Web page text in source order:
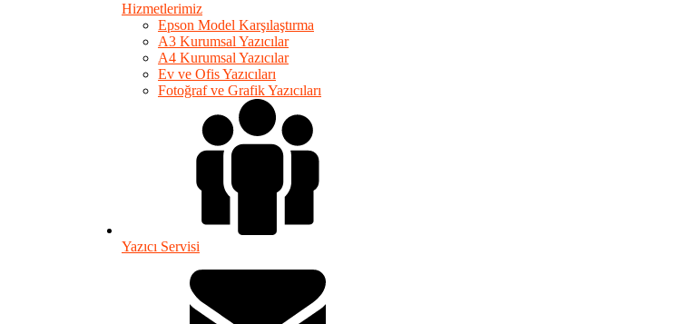
Hizmetlerimiz
Epson Model Karşılaştırma
A3 Kurumsal Yazıcılar
A4 Kurumsal Yazıcılar
Ev ve Ofis Yazıcıları
Fotoğraf ve Grafik Yazıcıları
Yazıcı Servisi